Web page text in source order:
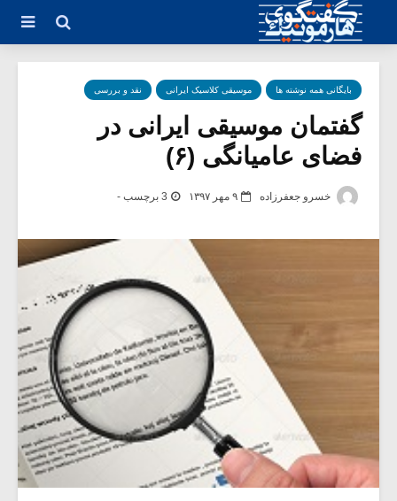
بایگانی همه نوشته ها موسیقی کلاسیک ایرانی نقد و بررسی
گفتمان موسیقی ایرانی در
فضای عامیانگی (۶)
خسرو جعفرزاده ۹ مهر ۱۳۹۷ 3 برچسب -